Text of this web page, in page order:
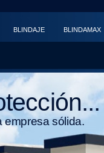
empresa sólida.
BLINDAJE BLINDAMAX